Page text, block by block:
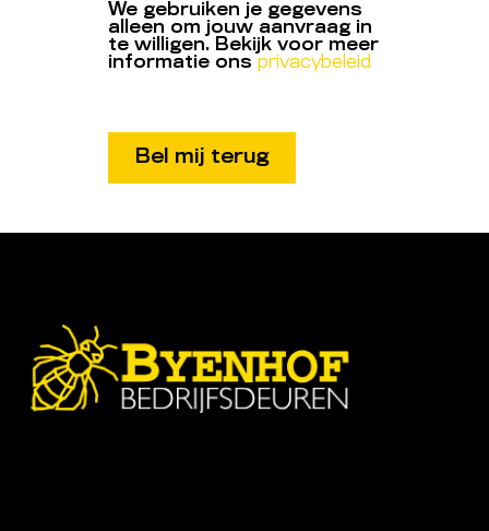
We gebruiken je gegevens
alleen om jouw aanvraag in
te willigen. Bekijk voor meer
informatie ons privacybeleid